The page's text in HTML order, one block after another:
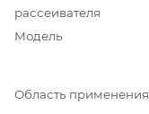
рассеивателя
Модель
Область применения